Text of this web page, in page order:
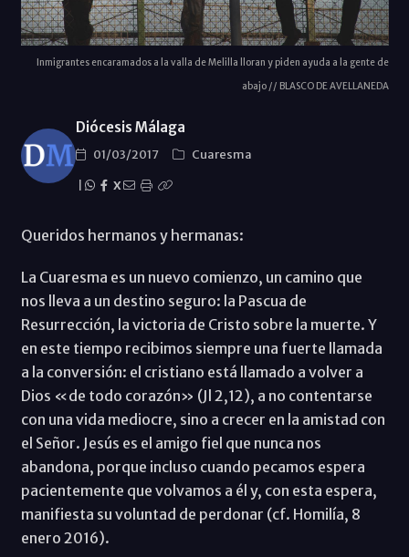
Inmigrantes encaramados a la valla de Melilla lloran y piden ayuda a la gente de
abajo // BLASCO DE AVELLANEDA
Diócesis Málaga
01/03/2017
Cuaresma
X
Queridos hermanos y hermanas:
La Cuaresma es un nuevo comienzo, un camino que
nos lleva a un destino seguro: la Pascua de
Resurrección, la victoria de Cristo sobre la muerte. Y
en este tiempo recibimos siempre una fuerte llamada
a la conversión: el cristiano está llamado a volver a
Dios «de todo corazón» (Jl 2,12), a no contentarse
con una vida mediocre, sino a crecer en la amistad con
el Señor. Jesús es el amigo fiel que nunca nos
abandona, porque incluso cuando pecamos espera
pacientemente que volvamos a él y, con esta espera,
manifiesta su voluntad de perdonar (cf. Homilía, 8
enero 2016).